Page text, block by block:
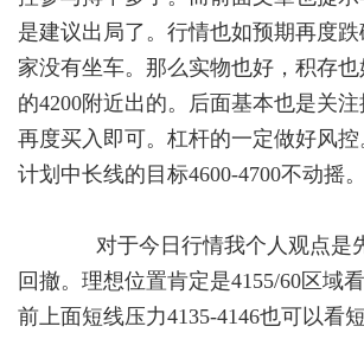
是建议出局了。行情也如预期再度跌
家没有坐车。那么实物也好，积存也
的4200附近出的。后面基本也是关
再度买入即可。杠杆的一定做好风
计划中长线的目标4600-4700不动摇。
对于今日行情我个人观点是先
回撤。理想位置肯定是4155/60区域
前上面短线压力4135-4146也可以看